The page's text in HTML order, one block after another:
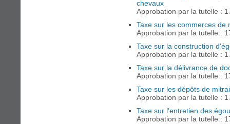
chevaux
Approbation par la tutelle :
Taxe sur les commerces de
Approbation par la tutelle :
Taxe sur la construction
Approbation par la tutelle :
Taxe sur la délivrance de
Approbation par la tutelle :
Taxe sur les dépôts de
Approbation par la tutelle :
Taxe sur l'entretien des
Approbation par la tutelle :